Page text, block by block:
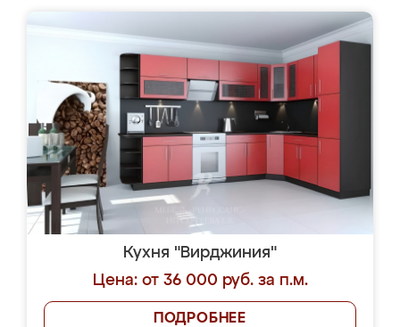
Кухня "Вирджиния"
Цена: от 36 000 руб. за п.м.
ПОДРОБНЕЕ